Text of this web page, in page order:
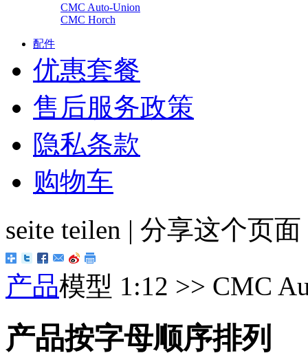
CMC Auto-Union
CMC Horch
配件
优惠套餐
售后服务政策
隐私条款
购物车
seite teilen | 分享这个页
产品模型 1:12 >> CMC
产品按字母顺序排列